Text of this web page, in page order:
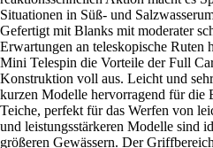
Situationen in Süß- und
Gefertigt mit Blanks mit moderater
Erwartungen an teleskopische Ruten
Mini Telespin die Vorteile der Full
Konstruktion voll aus. Leicht und
kurzen Modelle hervorragend für die
Teiche, perfekt für das Werfen von
und leistungsstärkeren Modelle sind
größeren Gewässern. Der